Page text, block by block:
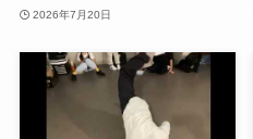
2026年7月20日